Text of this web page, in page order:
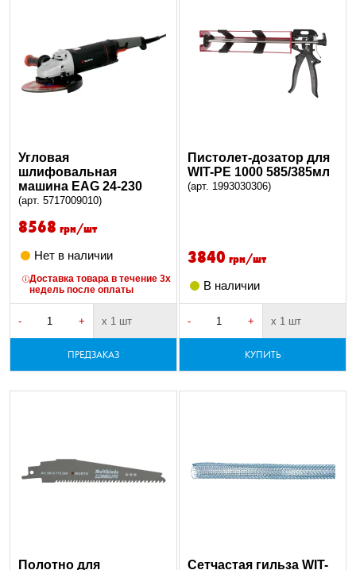
Угловая
шлифовальная
машина EAG 24-230
(арт. 5717009010)
8568 грн/шт
Нет в наличии
Доставка товара в течение 3х
недель после оплаты
- + х 1 шт
ПРЕДЗАКАЗ
Пистолет-дозатор для
WIT-PE 1000 585/385мл
(арт. 1993030306)
3840 грн/шт
В наличии
- + х 1 шт
КУПИТЬ
Полотно для
Сетчастая гильза WIT-